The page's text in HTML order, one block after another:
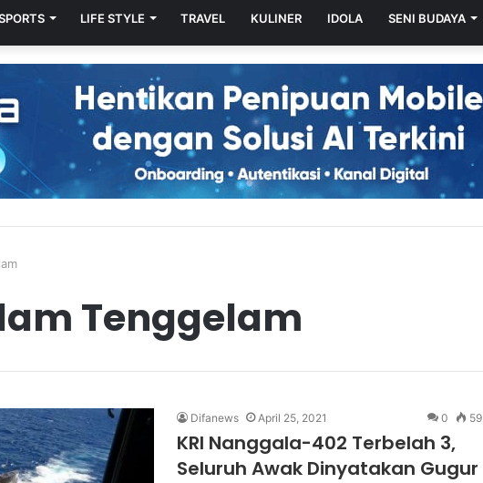
LIFE STYLE TRAVEL KULINER IDOLA SENI BUDAYA
Tenggelam
Difanews April 25, 2021 0 59
KRI Nanggala-402 Terbelah 3,
Seluruh Awak Dinyatakan Gugur